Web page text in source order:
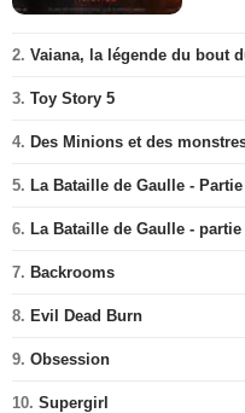
2. Vaiana, la légende du bout
3. Toy Story 5
4. Des Minions et des
5. La Bataille de Gaulle -
6. La Bataille de Gaulle -
7. Backrooms
8. Evil Dead Burn
9. Obsession
10. Supergirl